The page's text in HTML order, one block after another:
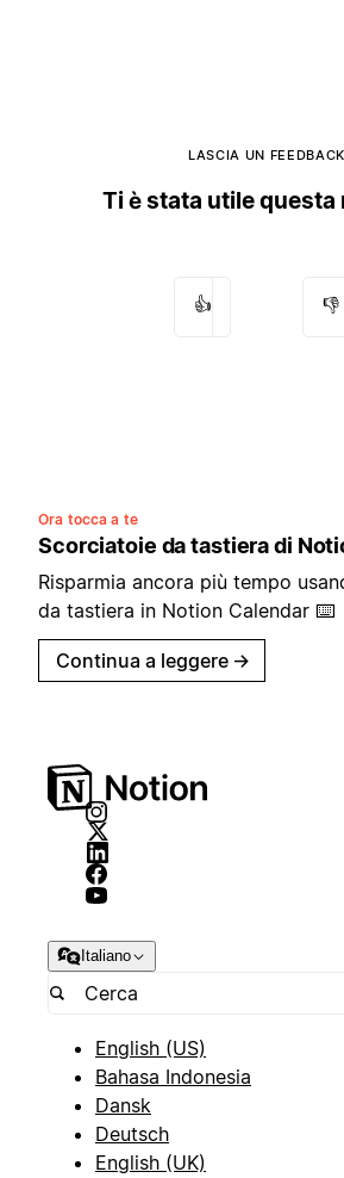
LASCIA UN FEEDBACK
Ti è stata utile questa
👍 👎
Ora tocca a te
Scorciatoie da tastiera di
Risparmia ancora più tempo
da tastiera in Notion Calendar ⌨️
Continua a leggere →
Italiano
English (US)
Bahasa Indonesia
Dansk
Deutsch
English (UK)